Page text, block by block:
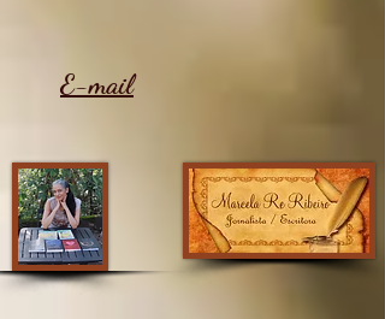
E-mail